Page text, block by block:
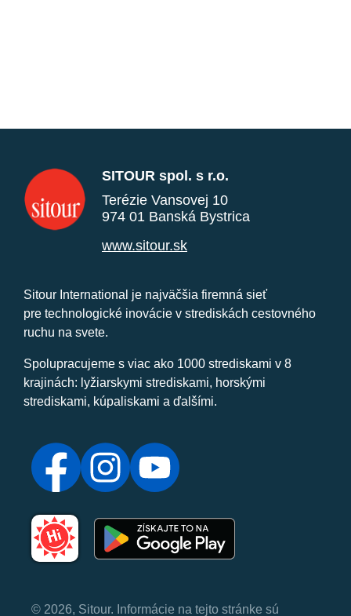
SITOUR spol. s r.o.
Terézie Vansovej 10
974 01 Banská Bystrica
www.sitour.sk
Sitour International je najväčšia firemná sieť
pre technologické inovácie v strediskách cestovného
ruchu na svete.
Spolupracujeme s viac ako 1000 strediskami v 8
krajinách: lyžiarskymi strediskami, horskými
strediskami, kúpaliskami a ďalšími.
© 2026, Sitour. Informácie na tejto stránke sú